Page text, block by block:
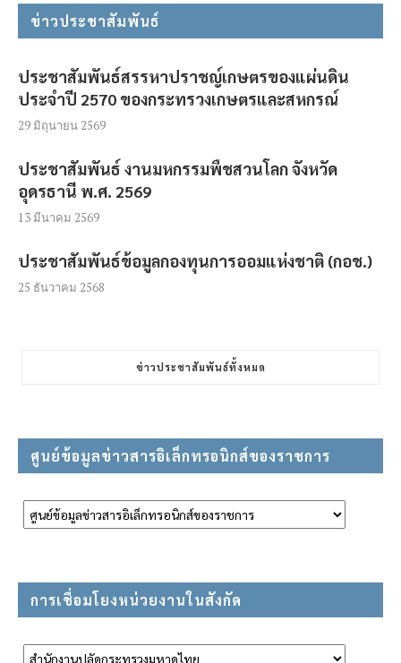
ข่าวประชาสัมพันธ์
ประชาสัมพันธ์สรรหาปราชญ์เกษตรของแผ่นดิน
ประจำปี 2570 ของกระทรวงเกษตรและสหกรณ์
29 มิถุนายน 2569
ประชาสัมพันธ์ งานมหกรรมพืชสวนโลก จังหวัด
อุดรธานี พ.ศ. 2569
13 มีนาคม 2569
ประชาสัมพันธ์ข้อมูลกองทุนการออมแห่งชาติ (กอช.)
25 ธันวาคม 2568
ข่าวประชาสัมพันธ์ทั้งหมด
ศูนย์ข้อมูลข่าวสารอิเล็กทรอนิกส์ของราชการ
การเชื่อมโยงหน่วยงานในสังกัด